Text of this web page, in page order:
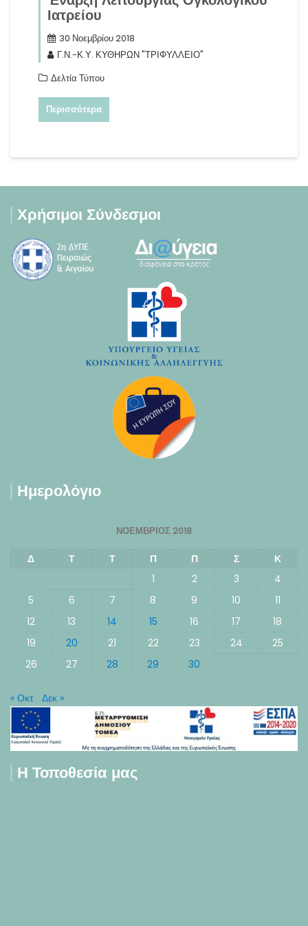
Ιατρείου
30 Νοεμβρίου 2018
Γ.Ν.-Κ.Υ. ΚΥΘΗΡΩΝ "ΤΡΙΦΥΛΛΕΙΟ"
Δελτία Τύπου
Περισσότερα
Χρήσιμοι Σύνδεσμοι
Ημερολόγιο
ΝΟΈΜΒΡΙΟΣ 2018
Δ Τ Τ Π Π Σ
Κ
1
2 3
4
5
6 7 8 9 10
11
12
13 14 15 16 17
18
19
20 21 22 23 24
25
26
27 28 29 30
« Οκτ Δεκ »
Η Τοποθεσία μας